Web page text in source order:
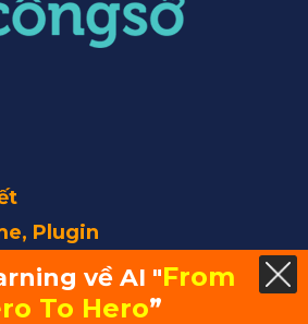
Plugin
về AI "From
To Hero”